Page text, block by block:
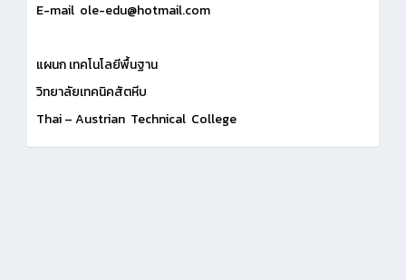
E-mail ole-edu@hotmail.com
แผนก เทคโนโลยีพื้นฐาน
วิทยาลัยเทคนิคสัตหีบ
Thai – Austrian Technical College